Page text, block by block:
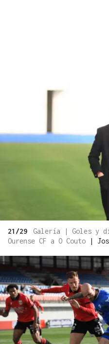
21/29
Galería | Goles y
Ourense CF a O Couto
|